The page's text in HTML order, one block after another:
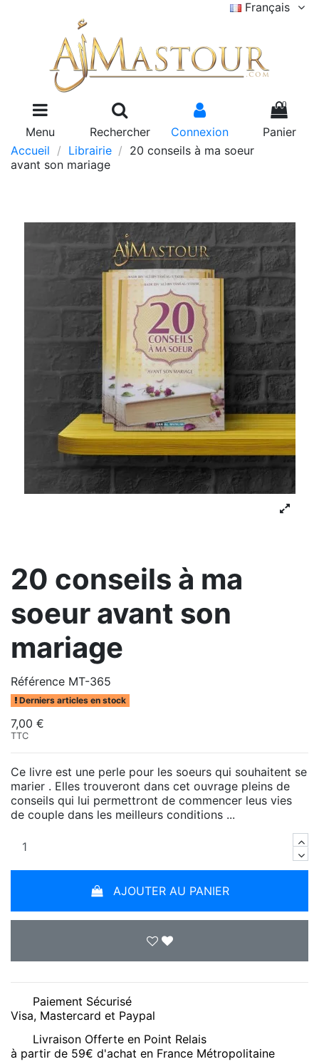
Français
Menu Rechercher Connexion
0
Panier
Accueil
Librairie
20 conseils à ma soeur
avant son mariage
20 conseils à ma
soeur avant son
mariage
Référence MT-365
Derniers articles en stock
7,00 €
TTC
Ce livre est une perle pour les soeurs qui souhaitent se
marier . Elles trouveront dans cet ouvrage pleins de
conseils qui lui permettront de commencer leus vies
de couple dans les meilleurs conditions ...
AJOUTER AU PANIER
Paiement Sécurisé
Visa, Mastercard et Paypal
Livraison Offerte en Point Relais
à partir de 59€ d'achat en France Métropolitaine